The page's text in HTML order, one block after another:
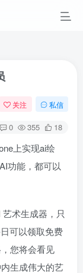
关注 私信
0 355 18
上实现ai绘
功能，都可以
术生成器，只
可以领取免费
您将会看见
生成伟大的艺